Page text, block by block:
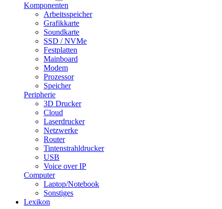
Komponenten
Arbeitsspeicher
Grafikkarte
Soundkarte
SSD / NVMe
Festplatten
Mainboard
Modem
Prozessor
Speicher
Peripherie
3D Drucker
Cloud
Laserdrucker
Netzwerke
Router
Tintenstrahldrucker
USB
Voice over IP
Computer
Laptop/Notebook
Sonstiges
Lexikon